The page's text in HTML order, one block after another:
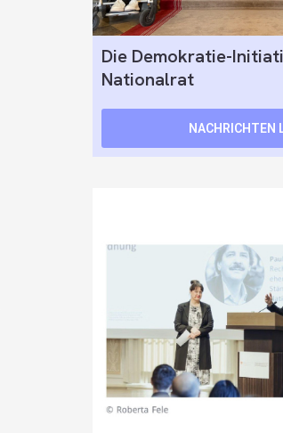
Die Demokratie-
Nationalrat
NACHRICHTEN